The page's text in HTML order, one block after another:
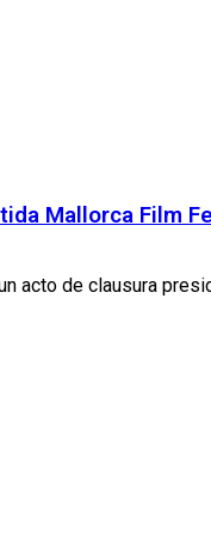
Mallorca Film
acto de clausura